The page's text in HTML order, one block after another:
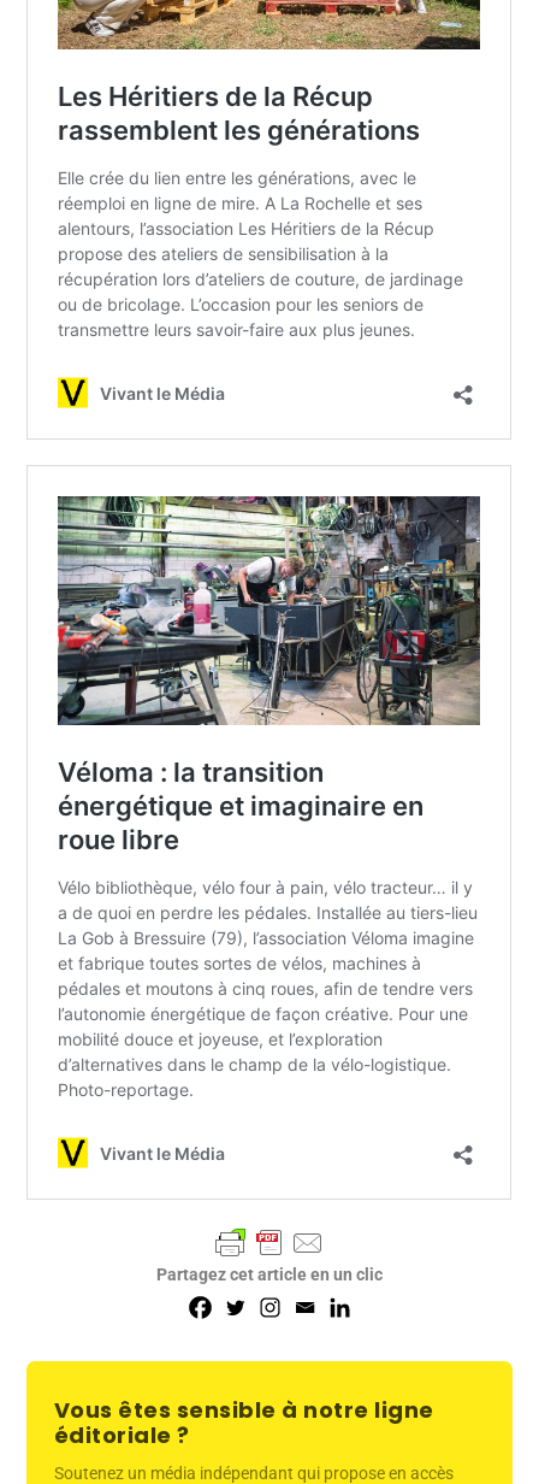
Partagez cet article en un clic
Vous êtes sensible à notre ligne
éditoriale ?
Soutenez un média indépendant qui propose en accès